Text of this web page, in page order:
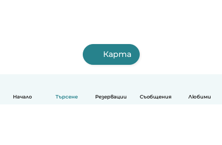
Начало Търсене Резервации Съобщения Любими
Карта